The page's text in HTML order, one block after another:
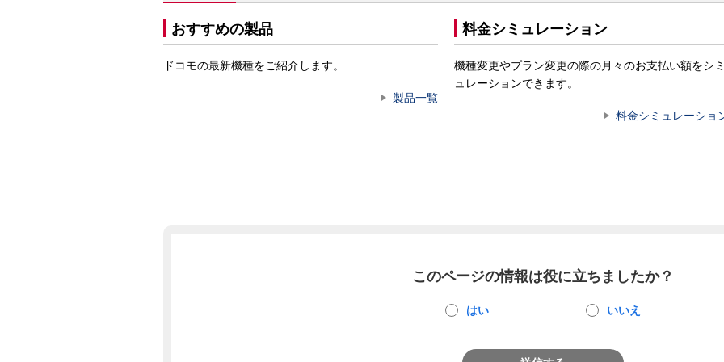
おすすめの製品
ドコモの最新機種をご紹介します。
製品一覧
料金シミュレーション
機種変更やプラン変更の際の月々のお支払い額をシ
ュレーションできます。
料金シミュレーショ
このページの情報は役に立ちましたか？
はい いいえ